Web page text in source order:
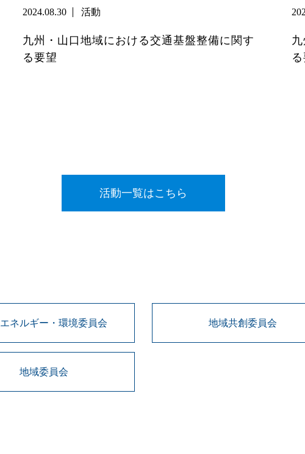
2024.08.30 活動
九州・山口地域における交通基盤整備に関す
る要望
活動一覧はこちら
ネルギー・環境委員会 地域共創委員会
地域委員会